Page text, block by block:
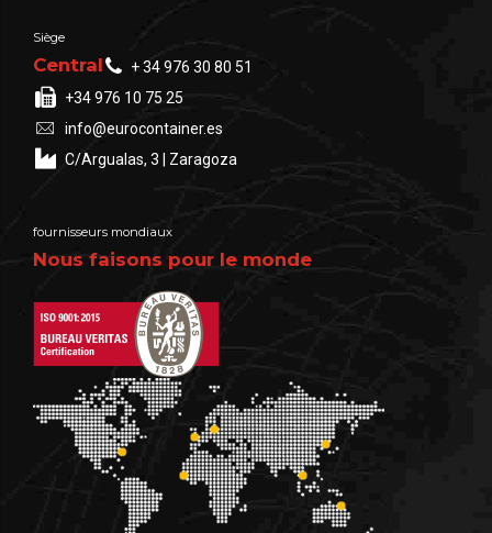
Siège
Central
+ 34 976 30 80 51
+34 976 10 75 25
info@eurocontainer.es
C/Argualas, 3 | Zaragoza
fournisseurs mondiaux
Nous faisons pour le monde